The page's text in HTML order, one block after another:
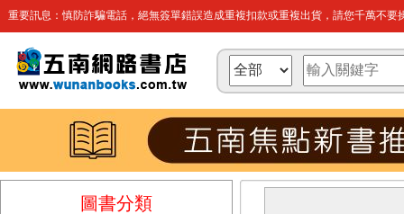
重要訊息：慎防詐騙電話，絕無簽單錯誤造成重複扣款或重複出貨，請您千萬不要
圖書分類